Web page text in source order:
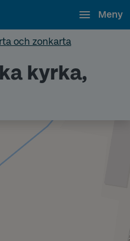
Meny
och zonkarta
kyrka,